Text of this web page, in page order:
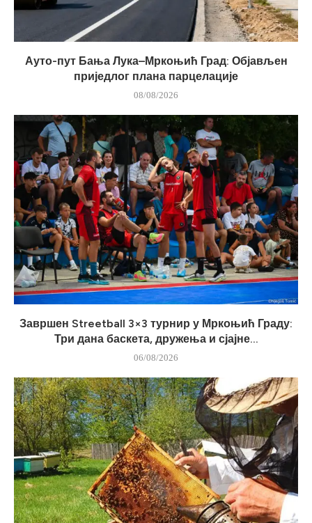
Ауто-пут Бања Лука–Мркоњић Град: Објављен
приједлог плана парцелације
08/08/2026
Завршен Streetball 3×3 турнир у Мркоњић Граду:
Три дана баскета, дружења и сјајне...
06/08/2026